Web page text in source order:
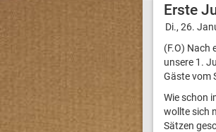
Erste
Di., 26.
(F.O) Nach
unsere 1.
Gäste vom
Wie schon
wollte sich
Sätzen